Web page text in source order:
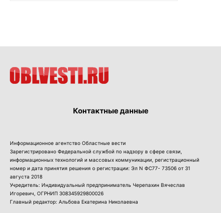
Контактные данные
Информационное агентство Областные вести
Зарегистрировано Федеральной службой по надзору в сфере связи,
информационных технологий и массовых коммуникации, регистрационный
номер и дата принятия решения о регистрации: Эл N ФС77- 73506 от 31
августа 2018
Учредитель: Индивидуальный предприниматель Черепахин Вячеслав
Игоревич, ОГРНИП 308345929800026
Главный редактор: Альбова Екатерина Николаевна